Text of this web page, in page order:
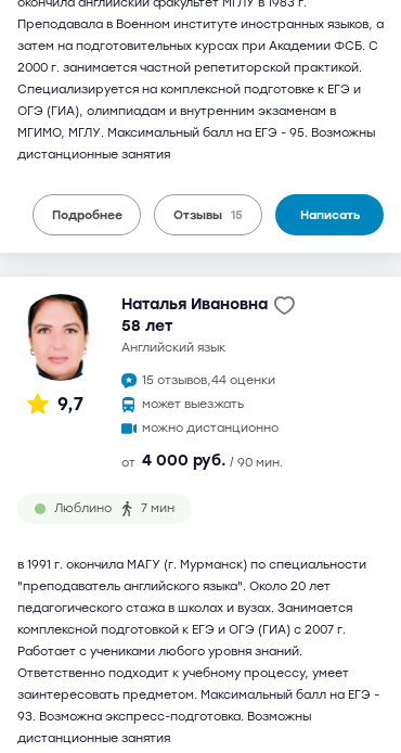
Преподавала в Военном институте иностранных языков, а
затем на подготовительных курсах при Академии ФСБ. С
2000 г. занимается частной репетиторской практикой.
Специализируется на комплексной подготовке к ЕГЭ и
ОГЭ (ГИА), олимпиадам и внутренним экзаменам в
МГИМО, МГЛУ. Максимальный балл на ЕГЭ - 95. Возможны
дистанционные занятия
Подробнее Отзывы 15 Написать
9,7
Наталья Ивановна
58 лет
английский язык
15 отзывов,44 оценки
может выезжать
можно дистанционно
от 4 000 руб. / 90 мин.
Люблино 7 мин
в 1991 г. окончила МАГУ (г. Мурманск) по специальности
"преподаватель английского языка". Около 20 лет
педагогического стажа в школах и вузах. Занимается
комплексной подготовкой к ЕГЭ и ОГЭ (ГИА) с 2007 г.
Работает с учениками любого уровня знаний.
Ответственно подходит к учебному процессу, умеет
заинтересовать предметом. Максимальный балл на ЕГЭ -
93. Возможна экспресс-подготовка. Возможны
дистанционные занятия